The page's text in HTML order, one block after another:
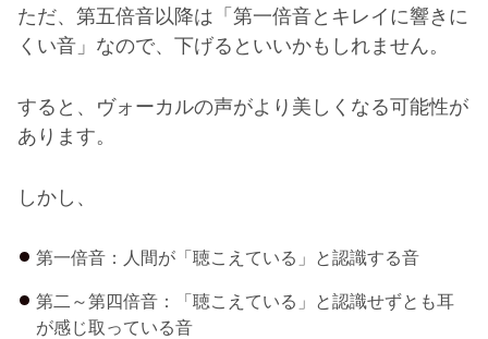
ただ、第五倍音以降は「第一倍音とキレイに響きに
くい音」なので、下げるといいかもしれません。
すると、ヴォーカルの声がより美しくなる可能性が
あります。
しかし、
第一倍音：人間が「聴こえている」と認識する音
第二～第四倍音：「聴こえている」と認識せずとも耳
が感じ取っている音